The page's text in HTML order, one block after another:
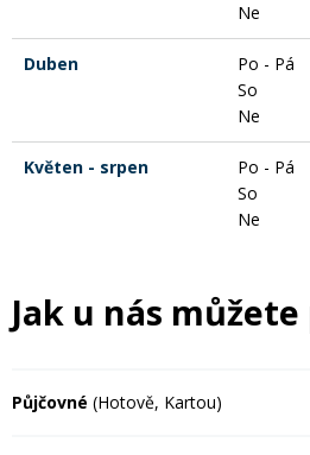
Ne
Duben Po - Pá
So
Ne
Květen - srpen Po - Pá
So
Ne
Jak u nás
Půjčovné (Hotově, Kartou)